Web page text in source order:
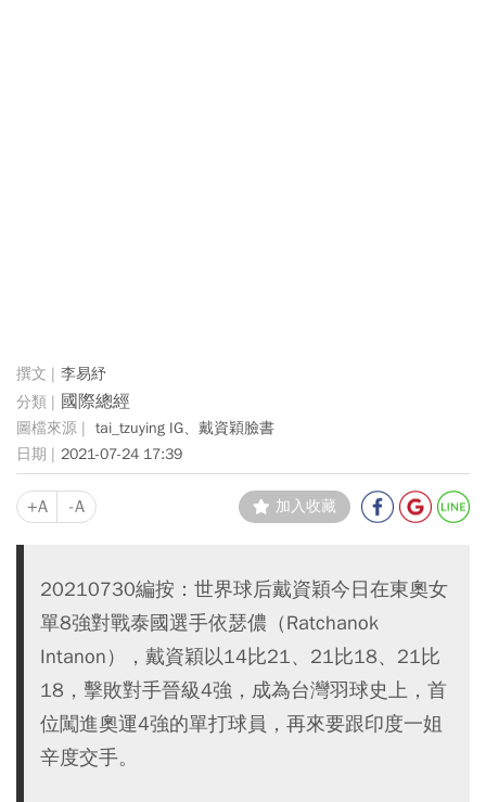
李易紓
國際總經
tai_tzuying IG、戴資穎臉書
2021-07-24 17:39
+A -A 加入收藏
20210730編按：世界球后戴資穎今日在東奧女
單8強對戰泰國選手依瑟儂（Ratchanok
Intanon），戴資穎以14比21、21比18、21比
18，擊敗對手晉級4強，成為台灣羽球史上，首
位闖進奧運4強的單打球員，再來要跟印度一姐
辛度交手。